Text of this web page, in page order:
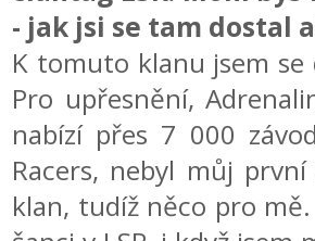
- jak jsi se tam dostal
K tomuto klanu jsem se
Pro upřesnění,
nabízí přes 7 000
Racers, nebyl můj
klan, tudíž něco pro